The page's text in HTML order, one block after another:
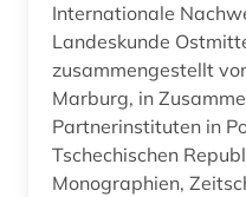
stadtsanierung (1)
sterbebuch (1)
stettin (1)
städtebau (1)
Internationale
Landeskunde
zusammengestellt
Marburg, in
Partnerinstituten in
Tschechischen
Monographien,